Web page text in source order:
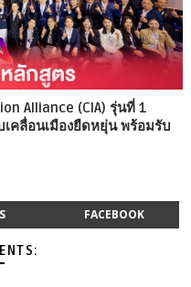
Alliance (CIA) รุ่นที่ 1
เคลื่อนเมืองยืดหยุ่น พร้อมรับ
FACEBOOK